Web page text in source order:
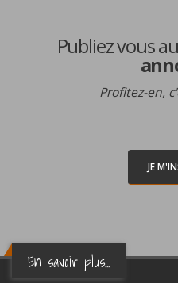
Publiez vous
Profitez-en,
JE
En savoir plus...